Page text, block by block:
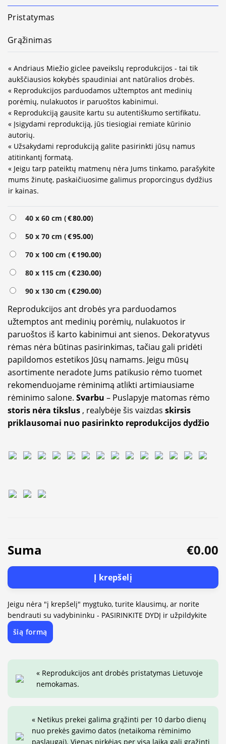
Pristatymas
Grąžinimas
« Andriaus Miežio giclee paveikslų reprodukcijos - tai tik
aukščiausios kokybės spaudiniai ant natūralios drobės.
« Reprodukcijos parduodamos užtemptos ant medinių
porėmių, nulakuotos ir paruoštos kabinimui.
« Reprodukciją gausite kartu su autentiškumo sertifikatu.
« Įsigydami reprodukciją, jūs tiesiogiai remiate kūrinio
autorių.
« Užsakydami reprodukciją galite pasirinkti jūsų namus
atitinkantį formatą.
« Jeigu tarp pateiktų matmenų nėra Jums tinkamo, parašykite
mums žinutę, paskaičiuosime galimus proporcingus dydžius
ir kainas.
40 x 60 cm (€80.00)
50 x 70 cm (€95.00)
70 x 100 cm (€190.00)
80 x 115 cm (€230.00)
90 x 130 cm (€290.00)
Reprodukcijos ant drobės yra parduodamos
užtemptos ant medinių porėmių, nulakuotos ir
paruoštos iš karto kabinimui ant sienos. Dekoratyvus
rėmas nėra būtinas pasirinkimas, tačiau gali pridėti
papildomos estetikos Jūsų namams. Jeigu mūsų
asortimente neradote Jums patikusio rėmo tuomet
rekomenduojame rėminimą atlikti artimiausiame
rėminimo salone. Svarbu – Puslapyje matomas rėmo
storis nėra tikslus , realybėje šis vaizdas skirsis
priklausomai nuo pasirinkto reprodukcijos dydžio
Suma €0.00
Į krepšelį
Jeigu nėra "į krepšelį" mygtuko, turite klausimų, ar norite
bendrauti su vadybininku - PASIRINKITE DYDĮ ir užpildykite
šią formą
« Reprodukcijos ant drobės pristatymas Lietuvoje
nemokamas.
« Netikus prekei galima grąžinti per 10 darbo dienų
nuo prekės gavimo datos (netaikoma rėminimo
paslaugai). Vienas pirkėjas per visą laiką gali grąžinti